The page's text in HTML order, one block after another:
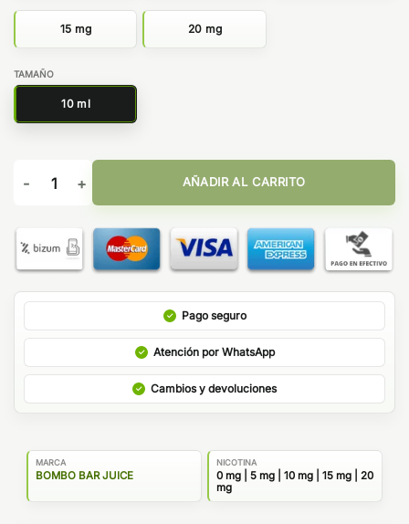
15 mg 20 mg
TAMAÑO
10 ml
Cookie 10ml - Bombo Bar Juice cantidad
AÑADIR AL CARRITO
Pago seguro
Atención por WhatsApp
Cambios y devoluciones
MARCA
BOMBO BAR JUICE
NICOTINA
0 mg | 5 mg | 10 mg | 15 mg | 20
mg